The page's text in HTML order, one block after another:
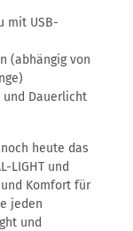
mit USB-
(abhängig von
und Dauerlicht
heute das
LIGHT und
Komfort für
jeden
und